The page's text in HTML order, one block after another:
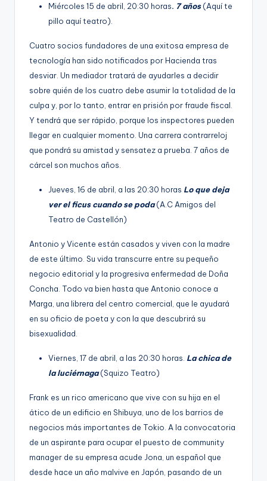
Miércoles 15 de abril, 20:30 horas. 7 años (Aquí te
pillo aquí teatro).
Cuatro socios fundadores de una exitosa empresa de
tecnología han sido notificados por Hacienda tras
desviar. Un mediador tratará de ayudarles a decidir
sobre quién de los cuatro debe asumir la totalidad de la
culpa y, por lo tanto, entrar en prisión por fraude fiscal.
Y tendrá que ser rápido, porque los inspectores pueden
llegar en cualquier momento. Una carrera contrarreloj
que pondrá su amistad y sensatez a prueba. 7 años de
cárcel son muchos años.
Jueves, 16 de abril, a las 20:30 horas Lo que deja
ver el ficus cuando se poda(A.C Amigos del
Teatro de Castellón)
Antonio y Vicente están casados y viven con la madre
de este último. Su vida transcurre entre su pequeño
negocio editorial y la progresiva enfermedad de Doña
Concha. Todo va bien hasta que Antonio conoce a
Marga, una librera del centro comercial, que le ayudará
en su oficio de poeta y con la que descubrirá su
bisexualidad.
Viernes, 17 de abril, a las 20:30 horas. La chica de
la luciérnaga(Squizo Teatro)
Frank es un rico americano que vive con su hija en el
ático de un edificio en Shibuya, uno de los barrios de
negocios más importantes de Tokio. A la convocatoria
de un aspirante para ocupar el puesto de community
manager de su empresa acude Jona, un español que
desde hace un año malvive en Japón, pasando de un